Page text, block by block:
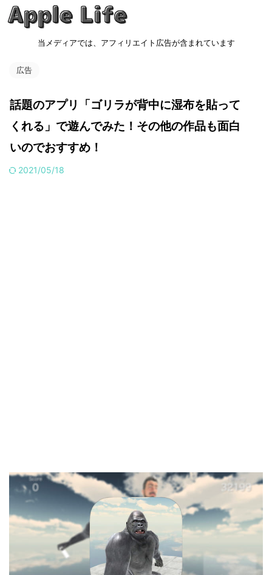
当メディアでは、アフィリエイト広告が含まれています
広告
話題のアプリ「ゴリラが背中に湿布を貼って
くれる」で遊んでみた！その他の作品も面白
いのでおすすめ！
2021/05/18